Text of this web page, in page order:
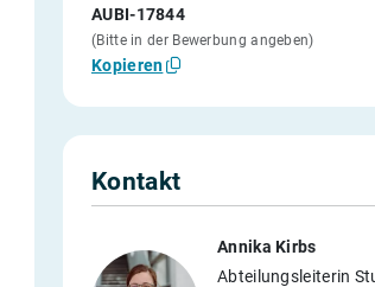
AUBI-17844
(Bitte in der Bewerbung angeben)
Kopieren
Kontakt
Annika Kirbs
Abteilungsleiterin